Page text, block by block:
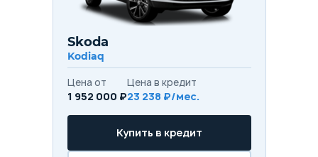
Skoda
Kodiaq
Цена от
1 952 000 ₽
Цена в кредит
23 238 ₽/мес.
Купить в кредит